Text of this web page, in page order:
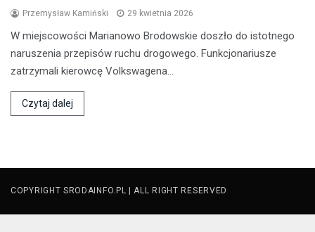
Przemysław Kamiński 29 kwietnia 2026
W miejscowości Marianowo Brodowskie doszło do istotnego
naruszenia przepisów ruchu drogowego. Funkcjonariusze
zatrzymali kierowcę Volkswagena…
Czytaj dalej
COPYRIGHT SRODAINFO.PL | ALL RIGHT RESERVED